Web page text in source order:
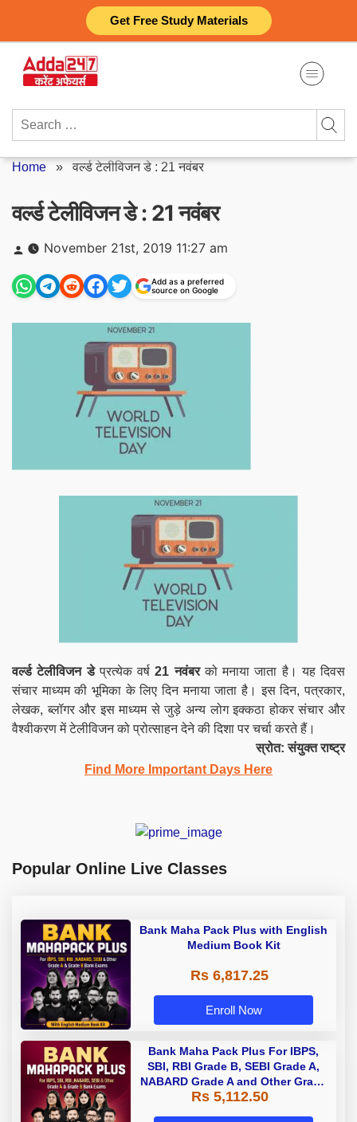
Get Free Study Materials
content
Search
Home »वर्ल्ड टेलीविजन डे : 21 नवंबर
वर्ल्ड टेलीविजन डे : 21 नवंबर
Posted
by
November 21st, 2019 11:27 am
Add as a preferred
source on Google
वर्ल्ड टेलीविजन डेप्रत्येक वर्ष21 नवंबरको मनाया जाता है। यह दिवस
संचार माध्यम की भूमिका के लिए दिन मनाया जाता है। इस दिन, पत्रकार,
लेखक, ब्लॉगर और इस माध्यम से जुड़े अन्य लोग इक्कठा होकर संचार और
वैश्वीकरण में टेलीविजन को प्रोत्साहन देने की दिशा पर चर्चा करते हैं।
स्रोत: संयुक्त राष्ट्र
Find More Important Days Here
Popular Online Live Classes
Bank Maha Pack Plus with English
Medium Book Kit
Rs 6,817.25
Enroll Now
Bank Maha Pack Plus For IBPS,
SBI, RBI Grade B, SEBI Grade A,
NABARD Grade A and Other Grade
A & Grade B Bank Exams
Rs 5,112.50